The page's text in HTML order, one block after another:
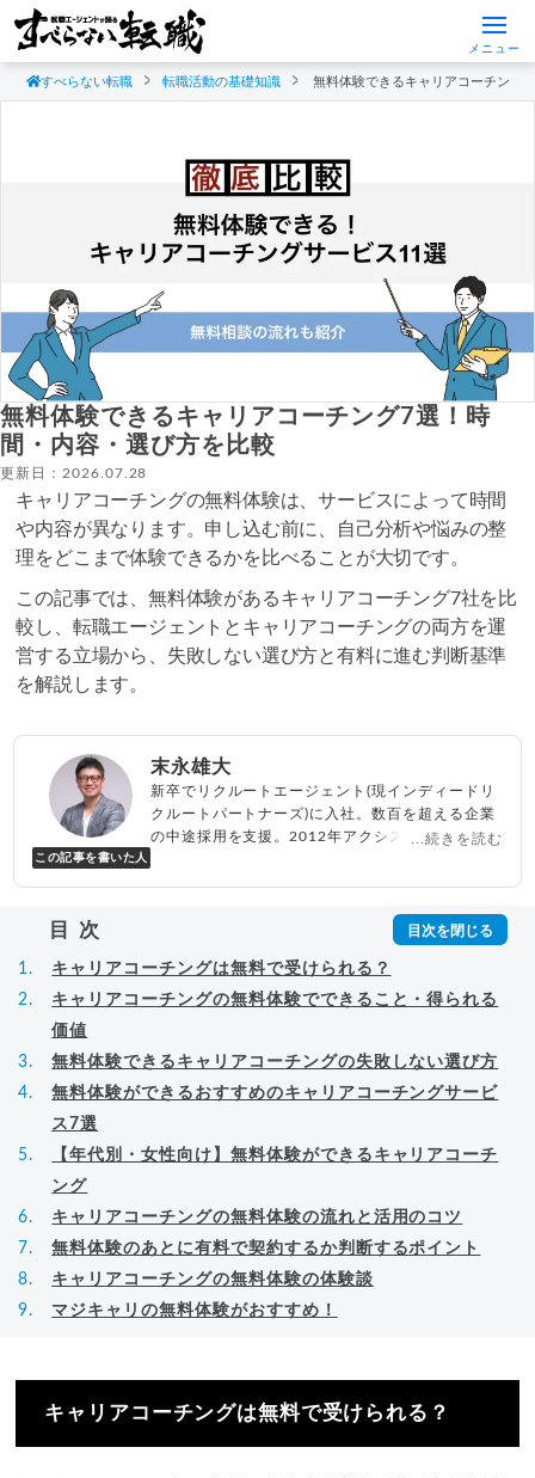
メニュー
すべらない転職 転職活動の基礎知識 無料体験できるキャリアコーチング
無料体験できるキャリアコーチング7選！時
間・内容・選び方を比較
更新日：2026.07.28
キャリアコーチングの無料体験は、サービスによって時間
や内容が異なります。申し込む前に、自己分析や悩みの整
理をどこまで体験できるかを比べることが大切です。
この記事では、無料体験があるキャリアコーチング7社を比
較し、転職エージェントとキャリアコーチングの両方を運
営する立場から、失敗しない選び方と有料に進む判断基準
を解説します。
この記事を書いた人
末永雄大
新卒でリクルートエージェント(現インディードリ
クルートパートナーズ)に入社。数百を超える企業
の中途採用を支援。2012年アクシス(株)設立、代
」の総再生回数は2,000
成功する転職面接」「キャリア
ロジック」
▸詳細プロフィール（amazon ）
...続きを読む
目次
キャリアコーチングは無料で受けられる？
キャリアコーチングの無料体験でできること・得られる
価値
無料体験できるキャリアコーチングの失敗しない選び方
無料体験ができるおすすめのキャリアコーチングサービ
ス7選
【年代別・女性向け】無料体験ができるキャリアコーチ
ング
キャリアコーチングの無料体験の流れと活用のコツ
無料体験のあとに有料で契約するか判断するポイント
キャリアコーチングの無料体験の体験談
マジキャリの無料体験がおすすめ！
キャリアコーチングは無料で受けられる？